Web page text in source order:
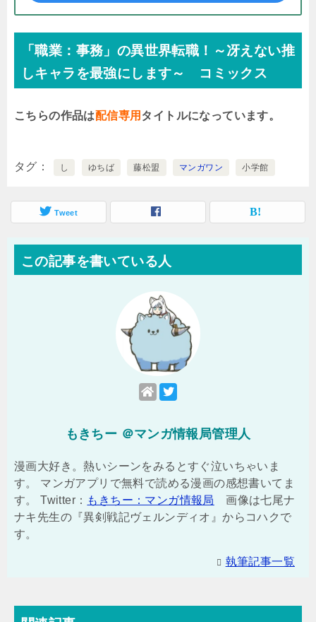
「職業：事務」の異世界転職！～冴えない推
しキャラを最強にします～ コミックス
こちらの作品は配信専用 タイトルになっています。
タグ し ゆちば 藤松盟 マンガワン 小学館
Tweet
この記事を書いている人
もきちー ＠マンガ情報局管理人
漫画大好き。熱いシーンをみるとすぐ泣いちゃいま
す。 マンガアプリで無料で読める漫画の感想書いてま
す。 Twitter： もきちー：マンガ情報局
画像は七尾ナ
ナキ先生の『異剣戦記ヴェルンディオ』からコハクで
す。
執筆記事一覧